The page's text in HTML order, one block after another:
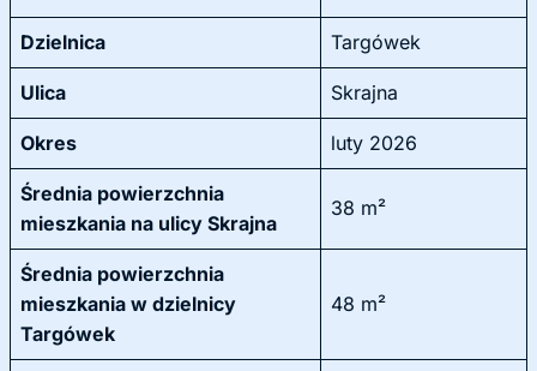
Dzielnica Targówek
Ulica Skrajna
Okres luty 2026
Średnia powierzchnia
mieszkania na ulicy Skrajna
38 m²
Średnia powierzchnia
mieszkania w dzielnicy
Targówek
48 m²